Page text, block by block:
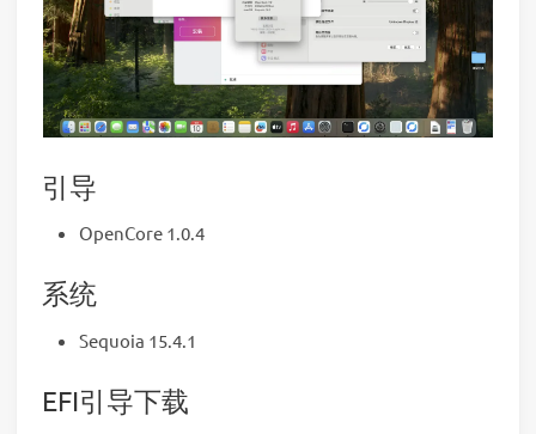
引导
OpenCore 1.0.4
系统
Sequoia 15.4.1
EFI引导下载